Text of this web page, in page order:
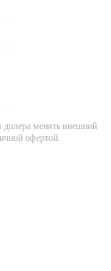
дилера менять внешний
офертой.